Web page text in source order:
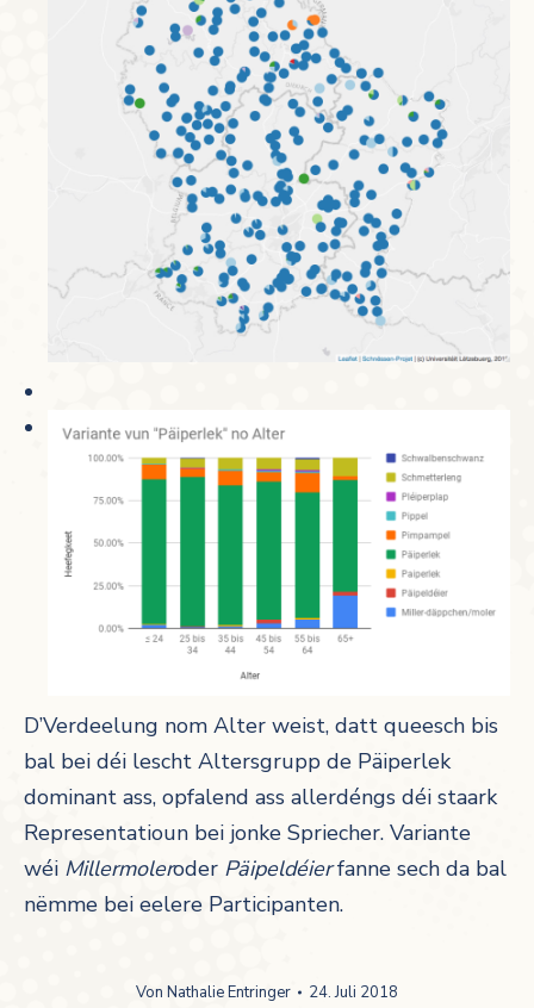
D’Verdeelung nom Alter weist, datt queesch bis
bal bei déi lescht Altersgrupp de Päiperlek
dominant ass, opfalend ass allerdéngs déi staark
Representatioun bei jonke Spriecher. Variante
wéi Millermoleroder Päipeldéierfanne sech da bal
nëmme bei eelere Participanten.
Von Nathalie Entringer 24. Juli 2018